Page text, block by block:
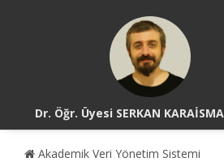
Dr. Öğr. Üyesi SERKAN
Akademik Veri Yönetim Sistemi